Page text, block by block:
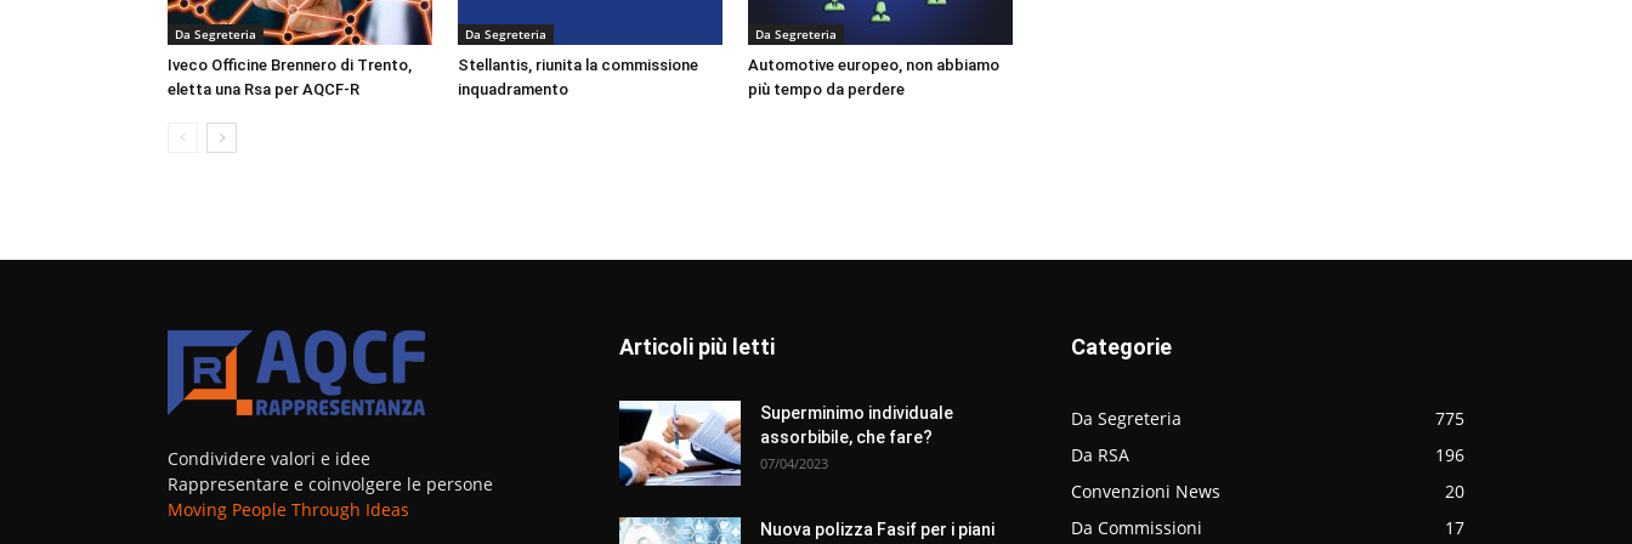
Da Segreteria
Iveco Officine Brennero di Trento,
eletta una Rsa per AQCF-R
Da Segreteria
Stellantis, riunita la commissione
inquadramento
Da Segreteria
Automotive europeo, non abbiamo
più tempo da perdere
Condividere valori e idee
Rappresentare e coinvolgere le persone
Moving People Through Ideas
Articoli più letti
Superminimo individuale
assorbibile, che fare?
07/04/2023
Nuova polizza Fasif per i piani
Categorie
Da Segreteria
775
Da RSA
196
Convenzioni News
20
Da Commissioni
17